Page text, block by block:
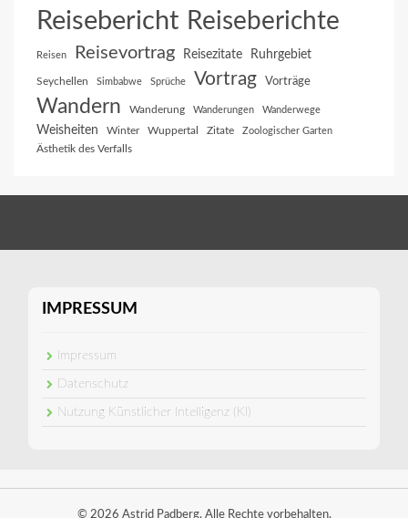
Reisebericht Reiseberichte
Reisen Reisevortrag Reisezitate Ruhrgebiet
Seychellen Simbabwe Sprüche Vortrag Vorträge
Wandern Wanderung Wanderungen Wanderwege
Weisheiten Winter Wuppertal Zitate Zoologischer Garten
Ästhetik des Verfalls
IMPRESSUM
Impressum
Datenschutz
Nutzung Künstlicher Intelligenz (KI)
© 2026 Astrid Padberg. Alle Rechte vorbehalten.